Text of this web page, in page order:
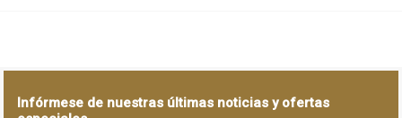
Infórmese de nuestras últimas noticias y ofertas